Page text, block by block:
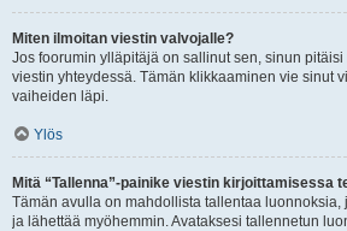
Miten ilmoitan viestin valvojalle?
Jos foorumin ylläpitäjä on sallinut sen, sinun
viestin yhteydessä. Tämän klikkaaminen vie sinut
vaiheiden läpi.
Ylös
Mitä “Tallenna”-painike viestin kirjoittamisessa
Tämän avulla on mahdollista tallentaa luonnoksia,
ja lähettää myöhemmin. Avataksesi tallennetun